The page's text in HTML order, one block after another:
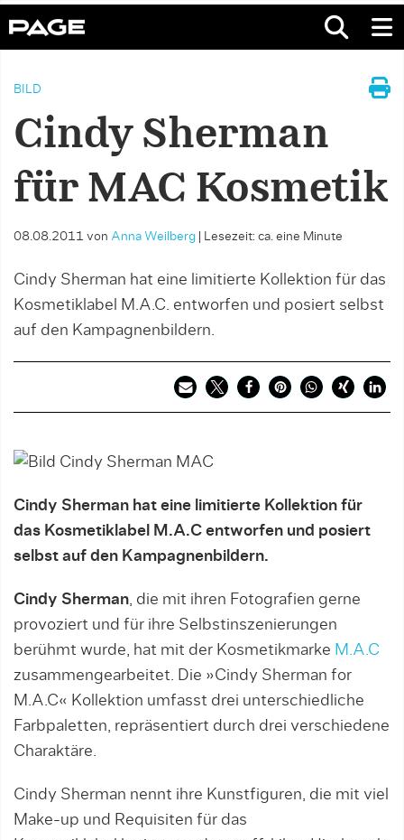
BILD
Cindy Sherman
für MAC Kosmetik
08.08.2011 von Anna Weilberg Lesezeit: ca. eine Minute
Cindy Sherman hat eine limitierte Kollektion für das
Kosmetiklabel M.A.C. entworfen und posiert selbst
auf den Kampagnenbildern.
Cindy Sherman hat eine limitierte Kollektion für
das Kosmetiklabel M.A.C entworfen und posiert
selbst auf den Kampagnenbildern.
Cindy Sherman , die mit ihren Fotografien gerne
provoziert und für ihre Selbstinszenierungen
berühmt wurde, hat mit der Kosmetikmarke M.A.C
zusammengearbeitet. Die »Cindy Sherman for
M.A.C« Kollektion umfasst drei unterschiedliche
Farbpaletten, repräsentiert durch drei verschiedene
Charaktäre.
Cindy Sherman nennt ihre Kunstfiguren, die mit viel
Make-up und Requisiten für das